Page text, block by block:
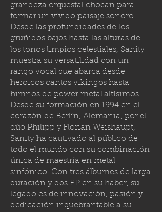
grandeza orquestal chocan para
formar un vívido paisaje sonoro.
Desde las profundidades de los
gruñidos bajos hasta las alturas de
los tonos limpios celestiales, Sanity
muestra su versatilidad con un
rango vocal que abarca desde
heroicos cantos vikingos hasta
himnos de power metal altísimos.
Desde su formación en 1994 en el
corazón de Berlín, Alemania, por el
dúo Philipp y Florian Weishaupt,
Sanity ha cautivado al público de
todo el mundo con su combinación
única de maestría en metal
sinfónico. Con tres álbumes de larga
duración y dos EP en su haber, su
legado es de innovación, pasión y
dedicación inquebrantable a su